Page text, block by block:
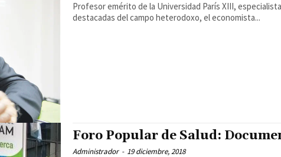
Profesor emérito de la Universidad París XIII,
destacadas del campo heterodoxo, el economista...
Foro Popular de Salud:
Administrador - 19 diciembre, 2018